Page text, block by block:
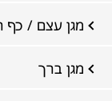
מגן עצם / כף
מגן ברך